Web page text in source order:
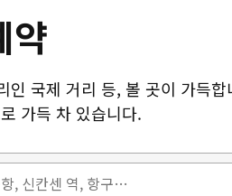
약
국제 거리 등, 볼 곳이 가득
가득 차 있습니다.